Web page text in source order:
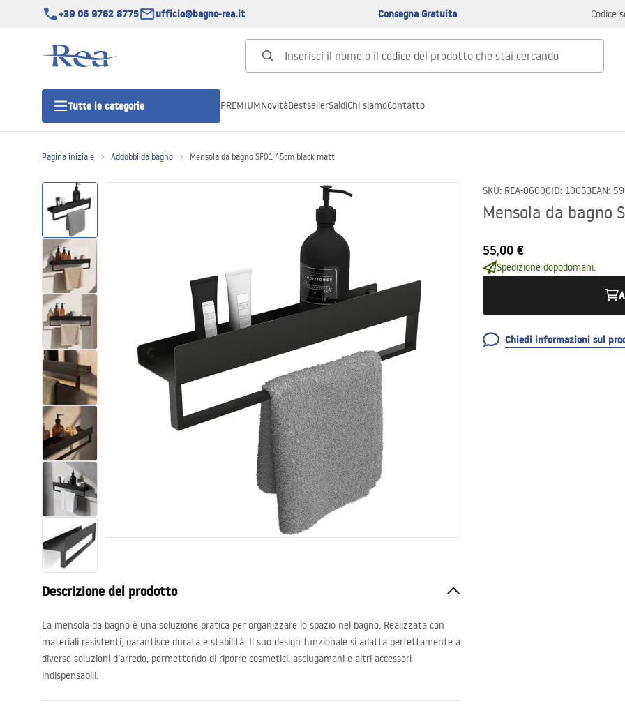
+39 06 9762 8775 ufficio@bagno-rea.it Consegna Gratuita Codice
Tutte le categorie
Porte doccia
Canaline di scarico
Set di vaso WC e bidet
Lavabi
Vasche da bagno e schermi vasca
Rubinetti da bagno
Set doccia
Cucina
PREMIUMNovitàBestsellerSaldiChi siamoContatto
Pagina iniziale Addobbi da bagno Mensola da bagno SF01 45cm black matt
SKU: REA-06000ID: 10053EAN:
Mensola da bagno
55,00 €
Spedizione dopodomani.
Chiedi informazioni sul
Descrizione del prodotto
La mensola da bagno è una soluzione pratica per organizzare lo spazio nel bagno. Realizzata con
materiali resistenti, garantisce durata e stabilità. Il suo design funzionale si adatta perfettamente a
diverse soluzioni d’arredo, permettendo di riporre cosmetici, asciugamani e altri accessori
indispensabili.